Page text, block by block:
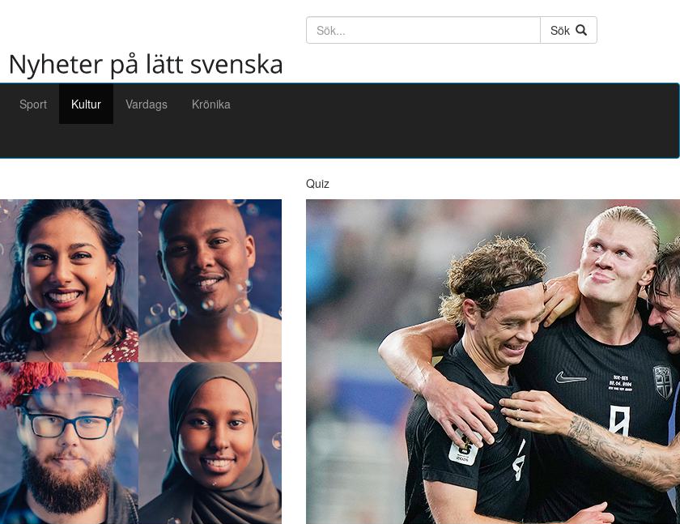
Söktext
Sök
Sport Kultur Vardags Krönika
Quiz